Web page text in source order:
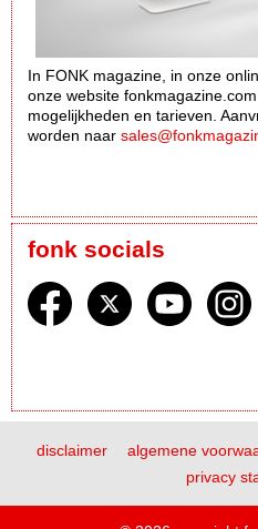
In FONK magazine, in onze
onze website
mogelijkheden en tarieven.
worden naar
fonk socials
disclaimer algemene
privacy